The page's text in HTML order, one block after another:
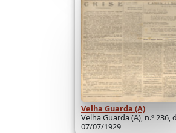
Velha Guarda (A)
Velha Guarda (A), n.º 236,
07/07/1929